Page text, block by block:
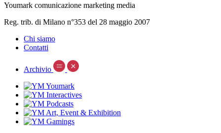
Youmark comunicazione marketing media
Reg. trib. di Milano n°353 del 28 maggio 2007
Chi siamo
Contatti
Archivio